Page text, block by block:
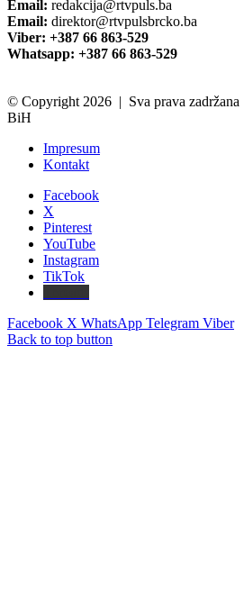
Email: redakcija@rtvpuls.ba
Email: direktor@rtvpulsbrcko.ba
Viber: +387 66 863-529
Whatsapp: +387 66 863-529
© Copyright 2026 | Sva prava
BiH
Impresum
Kontakt
Facebook
X
Pinterest
YouTube
Instagram
TikTok
Facebook X WhatsApp Telegram Viber
Back to top button